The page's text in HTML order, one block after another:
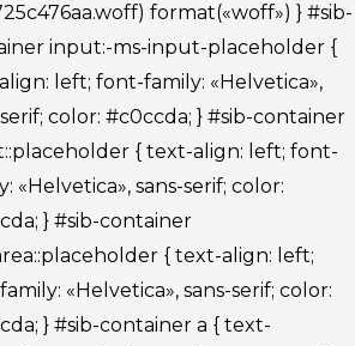
format(«woff») } #sib-
input:-ms-input-placeholder {
left; font-family: «Helvetica»,
color: #c0ccda; } #sib-container
{ text-align: left; font-
«Helvetica», sans-serif; color:
} #sib-container
{ text-align: left;
«Helvetica», sans-serif; color:
} #sib-container a { text-